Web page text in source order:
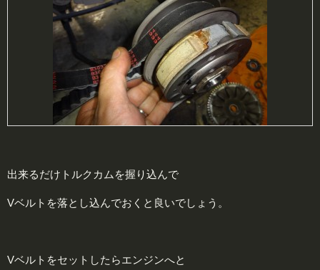
出来るだけトルクカムを握り込んで
Vベルトを落とし込んでおくと良いでしょう。
Vベルトをセットしたらエンジンへと